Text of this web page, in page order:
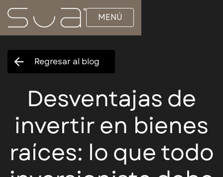
MENÚ
Regresar al blog
Desventajas de
invertir en bienes
raíces: lo que todo